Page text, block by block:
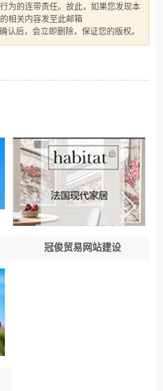
为的连带责任。故此，如果您发现本
相关内容发至此邮箱
认后，会立即删除，保证您的版权。
冠俊贸易网站建设